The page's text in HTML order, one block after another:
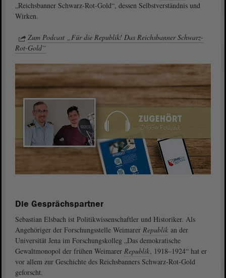
„Reichsbanner Schwarz-Rot-Gold“, dessen Selbstverständnis und
Wirken.
Zum Podcast „Für die Republik! Das Reichsbanner Schwarz-
Rot-Gold“
Die Gesprächspartner
Sebastian Elsbach ist Politikwissenschaftler und Historiker. Als
Angehöriger der Forschungsstelle Weimarer Republik an der
Universität Jena im Forschungskolleg „Das demokratische
Gewaltmonopol der frühen Weimarer Republik, 1918–1924“ hat er
vor allem zur Geschichte des Reichsbanners Schwarz-Rot-Gold
geforscht.